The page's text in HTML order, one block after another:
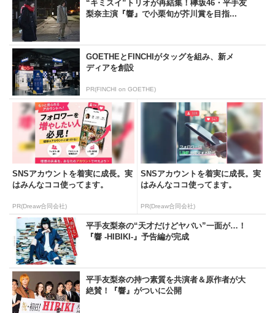
“キミスイ”トリオが再結集！欅坂46・平手友
梨奈主演『響』で小栗旬が芥川賞を目指...
GOETHEとFINCHIがタッグを組み、新メ
ディアを創設
PR(FINCHI on GOETHE)
SNSアカウントを着実に成長。実
はみんなココ使ってます。
PR(Dreaw合同会社)
SNSアカウントを着実に成長。実
はみんなココ使ってます。
PR(Dreaw合同会社)
平手友梨奈の“天才だけどヤバい”一面が…！
『響 -HIBIKI-』予告編が完成
平手友梨奈の持つ素質を共演者＆原作者が大
絶賛！『響』がついに公開